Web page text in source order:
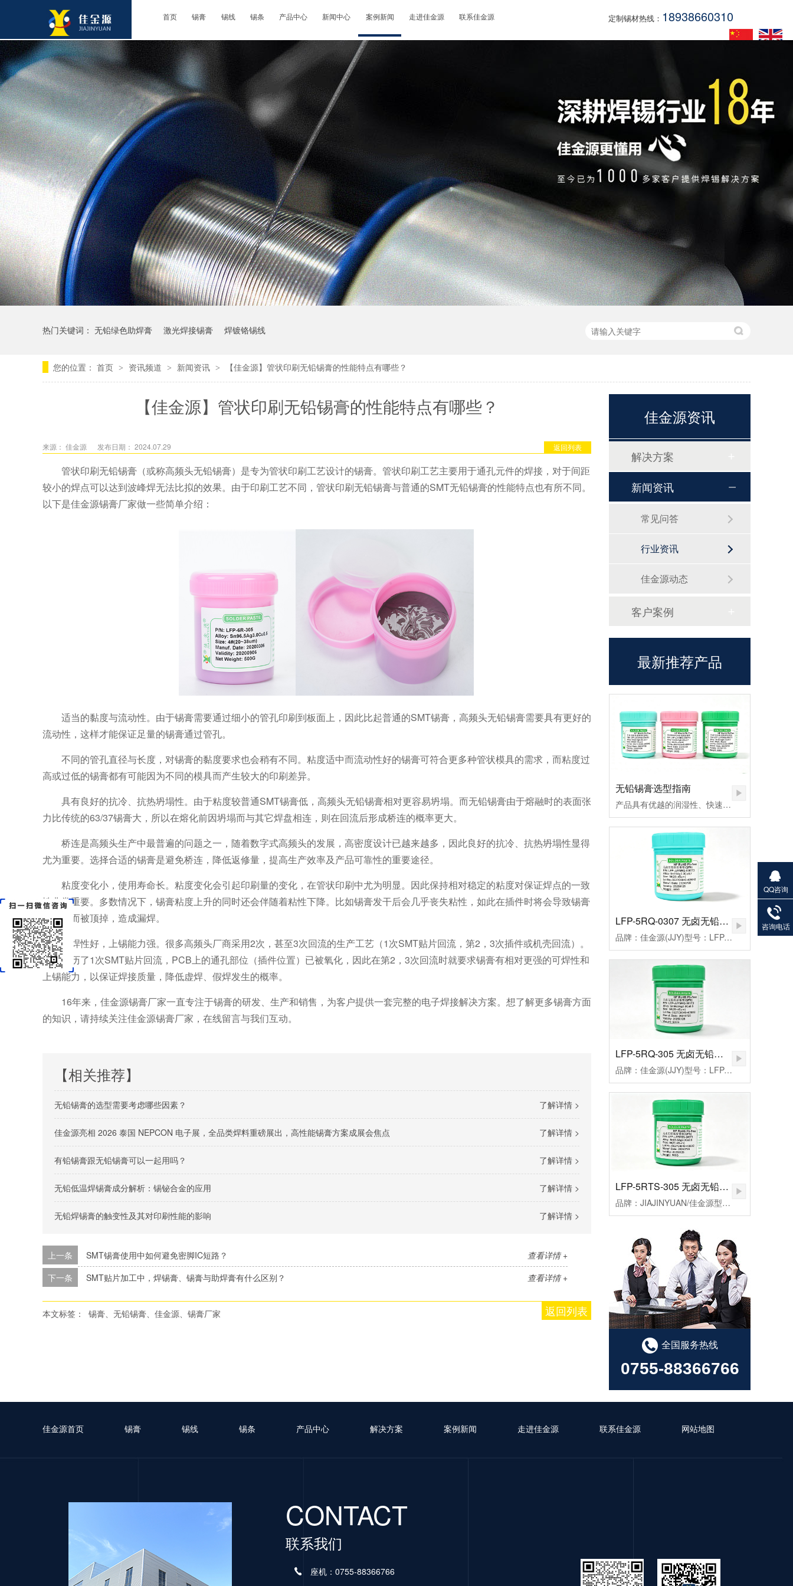
首页 锡膏 锡线 锡条 产品中心 新闻中心 案例新闻 走进佳金源 联系佳金源 定制锡材热线： 18938660310
热门关键词： 无铅绿色助焊膏 激光焊接锡膏 焊镀铬锡线
您的位置： 首页 > 资讯频道 > 新闻资讯 > 【佳金源】管状印刷无铅锡膏的性能特点有哪些？
【佳金源】管状印刷无铅锡膏的性能特点有哪些？
返回列表
来源： 佳金源 发布日期： 2024.07.29
管状印刷无铅锡膏（或称高频头无铅锡膏）是专为管状印刷工艺设计的锡膏。管状印刷工艺主要用于通孔元件的焊接，对于间距
较小的焊点可以达到波峰焊无法比拟的效果。由于印刷工艺不同，管状印刷无铅锡膏与普通的SMT无铅锡膏的性能特点也有所不同。
以下是佳金源锡膏厂家做一些简单介绍：
适当的黏度与流动性。由于锡膏需要通过细小的管孔印刷到板面上，因此比起普通的SMT锡膏，高频头无铅锡膏需要具有更好的
流动性，这样才能保证足量的锡膏通过管孔。
不同的管孔直径与长度，对锡膏的黏度要求也会稍有不同。粘度适中而流动性好的锡膏可符合更多种管状模具的需求，而粘度过
高或过低的锡膏都有可能因为不同的模具而产生较大的印刷差异。
具有良好的抗冷、抗热坍塌性。由于粘度较普通SMT锡膏低，高频头无铅锡膏相对更容易坍塌。而无铅锡膏由于熔融时的表面张
力比传统的63/37锡膏大，所以在熔化前因坍塌而与其它焊盘相连，则在回流后形成桥连的概率更大。
桥连是高频头生产中最普遍的问题之一，随着数字式高频头的发展，高密度设计已越来越多，因此良好的抗冷、抗热坍塌性显得
尤为重要。选择合适的锡膏是避免桥连，降低返修量，提高生产效率及产品可靠性的重要途径。
粘度变化小，使用寿命长。粘度变化会引起印刷量的变化，在管状印刷中尤为明显。因此保持相对稳定的粘度对保证焊点的一致
性非常重要。多数情况下，锡膏粘度上升的同时还会伴随着粘性下降。比如锡膏发干后会几乎丧失粘性，如此在插件时将会导致锡膏
因失粘而被顶掉，造成漏焊。
可焊性好，上锡能力强。很多高频头厂商采用2次，甚至3次回流的生产工艺（1次SMT贴片回流，第2，3次插件或机壳回流）。
由于经历了1次SMT贴片回流，PCB上的通孔部位（插件位置）已被氧化，因此在第2，3次回流时就要求锡膏有相对更强的可焊性和
上锡能力，以保证焊接质量，降低虚焊、假焊发生的概率。
16年来，佳金源锡膏厂家一直专注于锡膏的研发、生产和销售，为客户提供一套完整的电子焊接解决方案。想了解更多锡膏方面
的知识，请持续关注佳金源锡膏厂家，在线留言与我们互动。
【相关推荐】
了解详情 >
无铅锡膏的选型需要考虑哪些因素？
了解详情 >
佳金源亮相 2026 泰国 NEPCON 电子展，全品类焊料重磅展出，高性能锡膏方案成展会焦点
了解详情 >
有铅锡膏跟无铅锡膏可以一起用吗？
了解详情 >
无铅低温焊锡膏成分解析：锡铋合金的应用
了解详情 >
无铅焊锡膏的触变性及其对印刷性能的影响
查看详情 +
上一条
SMT锡膏使用中如何避免密脚IC短路？
查看详情 +
下一条 SMT贴片加工中，焊锡膏、锡膏与助焊膏有什么区别？
返回列表
本文标签： 锡膏、无铅锡膏、佳金源、锡膏厂家
佳金源资讯
解决方案
新闻资讯
常见问答
行业资讯
佳金源动态
客户案例
最新推荐产品
无铅锡膏选型指南
产品具有优越的润湿性、快速点焊、拖焊、低残留和免清洗等特点，符合国际环保ROHS、REACH、PAHs、Phthalates等标准的限制，还从而帮您实现环保发展无忧无虑。
LFP-5RQ-0307 无卤无铅高温锡膏
品牌：佳金源(JJY)型号：LFP-JJY5RQ-0307T3合金成分：Sn99Ag0.3Cu0.7颗粒度：3#(25-45um）粘度：190±20Pa.S活性：高活性熔点：221-227℃峰值温度：235-255（℃）规格：500克/瓶
LFP-5RQ-305 无卤无铅高温锡膏
品牌：佳金源(JJY)型号：LFP-JJY5RQ-305T3合金成分：Sn96.5Ag3.0Cu0.5颗粒度：3#(25-45um）粘度：190±20Pa.S活性：高活性熔点：217℃峰值温度：235-255（℃）规格：500克/瓶
LFP-5RTS-305 无卤无铅高温锡膏
品牌：JIAJINYUAN/佳金源型号：LFP-JJY5RTS-305T3合金成分：Sn96.5Ag3.0Cu0.5颗粒度：3#(25-45um）粘度：185±20Pa.S活性：较高活性熔点：217℃峰值温度：235-255℃规格：500克/瓶
全国服务热线
0755-88366766
佳金源首页 锡膏 锡线 锡条 产品中心 解决方案 案例新闻 走进佳金源 联系佳金源 网站地图
CONTACT
联系我们
座机：0755-88366766
QQ咨询
27901383
82
咨询电话